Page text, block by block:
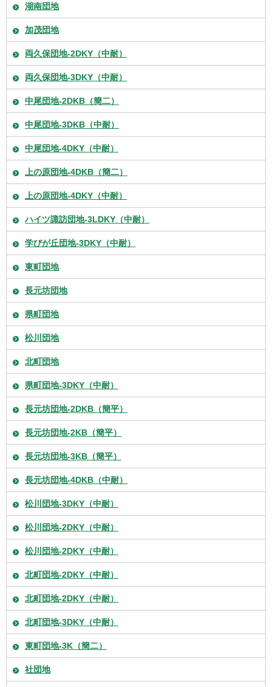
湖南団地
加茂団地
両久保団地-2DKY（中耐）
両久保団地-3DKY（中耐）
中尾団地-2DKB（簡二）
中尾団地-3DKB（中耐）
中尾団地-4DKY（中耐）
上の原団地-4DKB（簡二）
上の原団地-4DKY（中耐）
ハイツ諏訪団地-3LDKY（中耐）
学びが丘団地-3DKY（中耐）
東町団地
長元坊団地
県町団地
松川団地
北町団地
県町団地-3DKY（中耐）
長元坊団地-2DKB（簡平）
長元坊団地-2KB（簡平）
長元坊団地-3KB（簡平）
長元坊団地-4DKB（中耐）
松川団地-3DKY（中耐）
松川団地-2DKY（中耐）
松川団地-2DKY（中耐）
北町団地-2DKY（中耐）
北町団地-2DKY（中耐）
北町団地-3DKY（中耐）
東町団地-3K（簡二）
社団地